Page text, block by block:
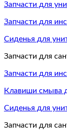
Запчасти для
Запчасти для
Сиденья для
Запчасти для
Запчасти для
Клавиши смыва
Сиденья для
Запчасти для